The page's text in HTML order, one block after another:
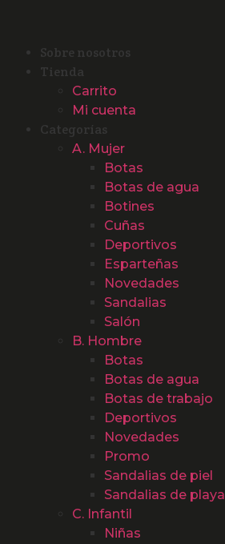
Sobre nosotros
Tienda
Carrito
Mi cuenta
Categorías
A. Mujer
Botas
Botas de agua
Botines
Cuñas
Deportivos
Esparteñas
Novedades
Sandalias
Salón
B. Hombre
Botas
Botas de agua
Botas de trabajo
Deportivos
Novedades
Promo
Sandalias de piel
Sandalias de playa
C. Infantil
Niñas